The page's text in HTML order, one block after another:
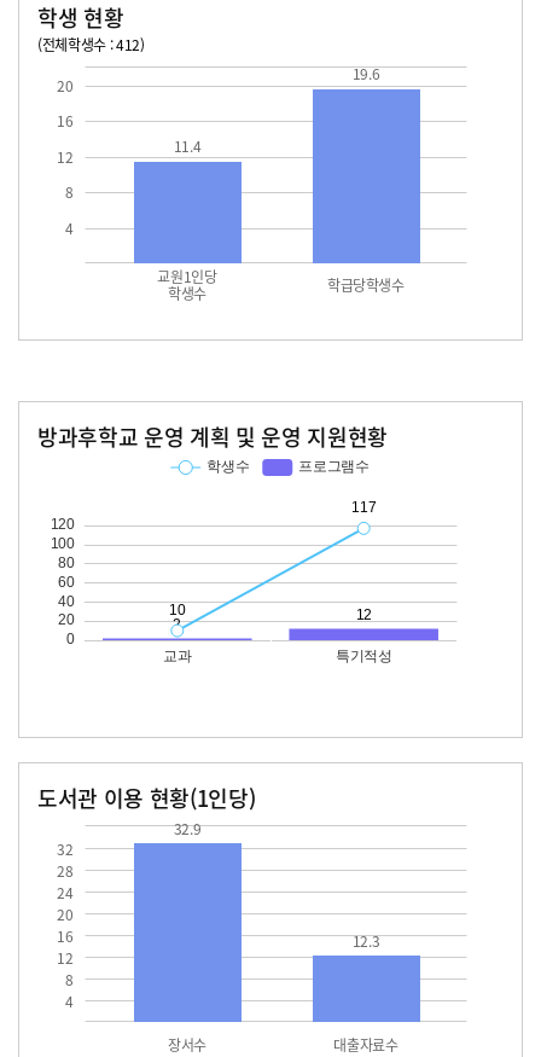
학생 현황
(전체학생수 : 412)
4
8
12
16
20
교원1인당
학생수 학급당학생수
11.4
19.6
방과후학교 운영 계획 및 운영 지원현황
도서관 이용 현황(1인당)
4
8
12
16
20
24
28
32
장서수 대출자료수
32.9
12.3